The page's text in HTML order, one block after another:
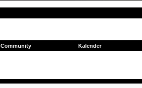
Community Kalender